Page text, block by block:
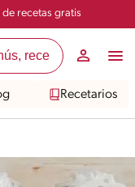
recetas gratis
Recetarios